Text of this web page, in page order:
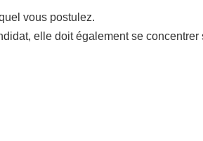
vous postulez.
elle doit également se